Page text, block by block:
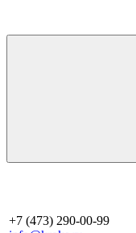
+7 (473) 290-00-99